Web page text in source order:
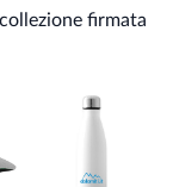
firmata